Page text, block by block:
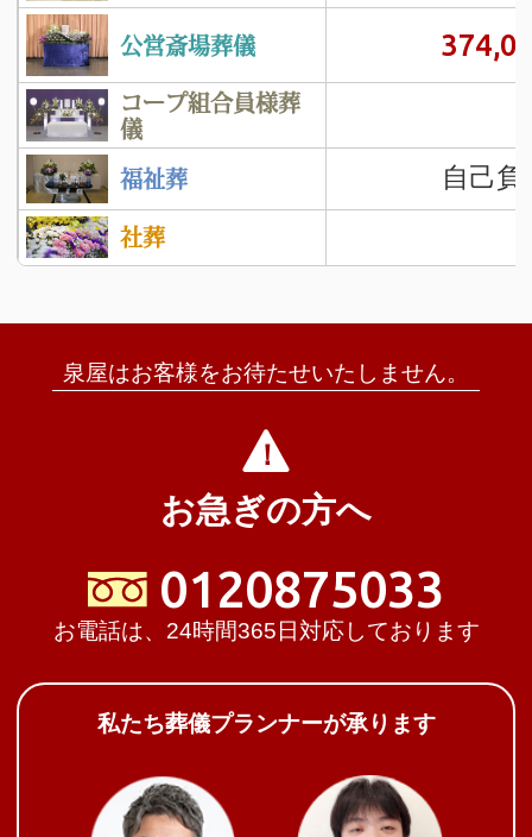
公営斎場葬儀
コープ組合員様葬
儀
福祉葬
自己負
社葬
泉屋はお客様をお待たせいたしません。
お急ぎの方へ
0120875033
お電話は、24時間365日対応しております
私たち葬儀プランナーが承ります